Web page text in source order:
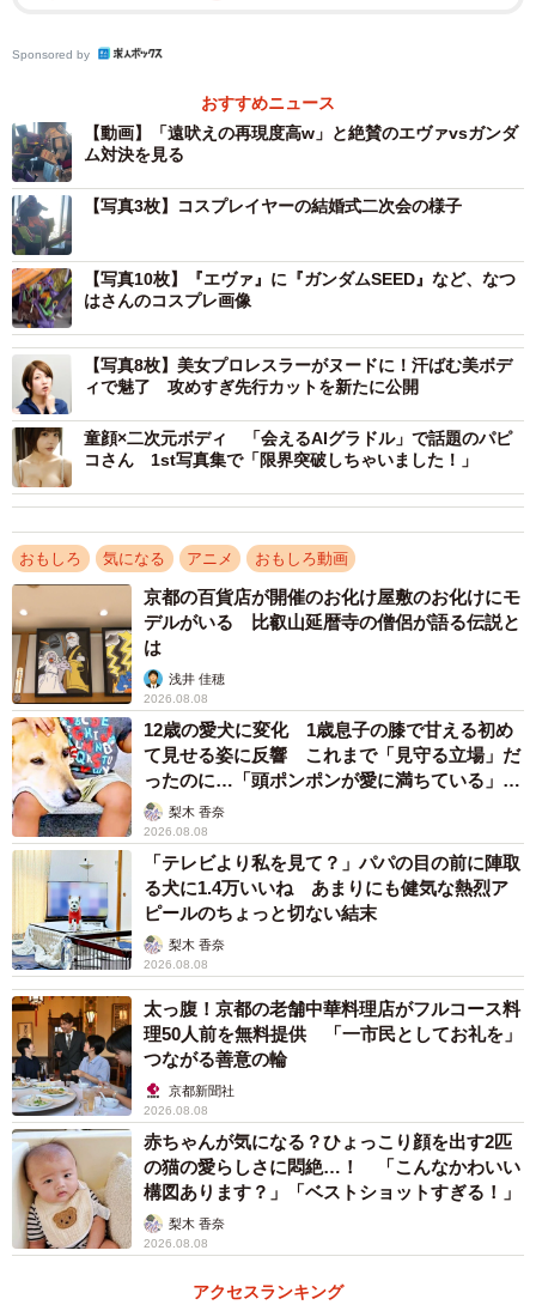
実際、この動画は、なつはさんが参加した友人の結婚式二
次会の会場で撮影されたもの。実は、動画に映っているエ
ヴァ初号機は、なつはさんご自身でした。
コスプレ仲間の集う結婚式でメカ対決！
「ちっちゃい頃から、リアタイでエヴァを観ていました。
当時はビデオ・VHSでしたが、テープが擦り切れるほどず
っと観返していました。そのぐらい好きだったので、気づ
いたら体がエヴァになっておりました！」
雨の日のコミケで“ATフィールド”の傘をさすエヴァ初号機 ※なつはさん
Sponsored by
おすすめニュース
【動画】「遠吠えの再現度高w」と絶賛のエヴァvsガンダ
ム対決を見る
【写真3枚】コスプレイヤーの結婚式二次会の様子
【写真10枚】『エヴァ』に『ガンダムSEED』など、なつ
はさんのコスプレ画像
【写真8枚】美女プロレスラーがヌードに！汗ばむ美ボデ
ィで魅了 攻めすぎ先行カットを新たに公開
童顔×二次元ボディ 「会えるAIグラドル」で話題のパピ
コさん 1st写真集で「限界突破しちゃいました！」
おもしろ 気になる アニメ おもしろ動画
京都の百貨店が開催のお化け屋敷のお化けにモ
デルがいる 比叡山延暦寺の僧侶が語る伝説と
は
浅井 佳穂
2026.08.08
12歳の愛犬に変化 1歳息子の膝で甘える初め
て見せる姿に反響 これまで「見守る立場」だ
ったのに…「頭ポンポンが愛に満ちている」
「尊…」
梨木 香奈
2026.08.08
「テレビより私を見て？」パパの目の前に陣取
る犬に1.4万いいね あまりにも健気な熱烈ア
ピールのちょっと切ない結末
梨木 香奈
2026.08.08
太っ腹！京都の老舗中華料理店がフルコース料
理50人前を無料提供 「一市民としてお礼を」
つながる善意の輪
京都新聞社
2026.08.08
赤ちゃんが気になる？ひょっこり顔を出す2匹
の猫の愛らしさに悶絶…！ 「こんなかわいい
構図あります？」「ベストショットすぎる！」
梨木 香奈
2026.08.08
アクセスランキング